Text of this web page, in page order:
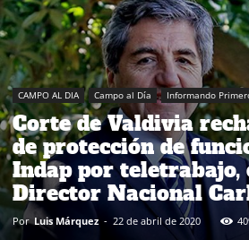
CAMPO AL DIA Campo al Día Informando
Corte de Valdivia
de protección de
Indap por teletrabajo,
Director Nacional
Por Luis Márquez - 22 de abril de 2020